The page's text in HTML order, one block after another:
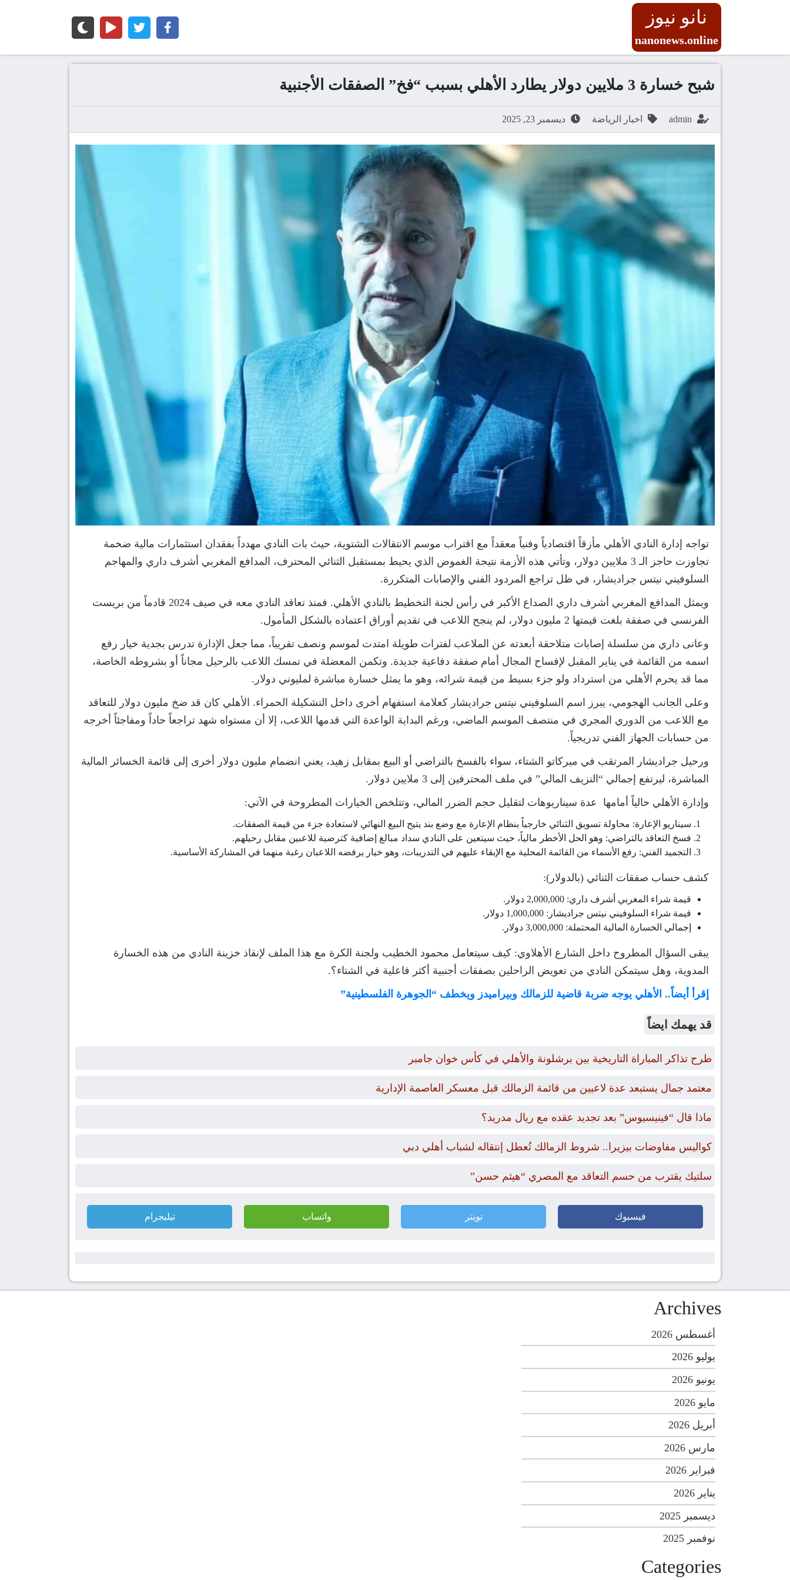
نانو نيوز
nanonews.online
شبح خسارة 3 ملايين دولار يطارد الأهلي بسبب “فخ” الصفقات الأجنبية
admin اخبار الرياضة ديسمبر 23, 2025
تواجه إدارة النادي الأهلي مأزقاً اقتصادياً وفنياً معقداً مع اقتراب موسم الانتقالات الشتوية، حيث بات النادي مهدداً بفقدان استثمارات مالية ضخمة
تجاوزت حاجز الـ 3 ملايين دولار، وتأتي هذه الأزمة نتيجة الغموض الذي يحيط بمستقبل الثنائي المحترف، المدافع المغربي أشرف داري والمهاجم
السلوفيني نيتس جراديشار، في ظل تراجع المردود الفني والإصابات المتكررة.
ويمثل المدافع المغربي أشرف داري الصداع الأكبر في رأس لجنة التخطيط بالنادي الأهلي. فمنذ تعاقد النادي معه في صيف 2024 قادماً من بريست
الفرنسي في صفقة بلغت قيمتها 2 مليون دولار، لم ينجح اللاعب في تقديم أوراق اعتماده بالشكل المأمول.
وعانى داري من سلسلة إصابات متلاحقة أبعدته عن الملاعب لفترات طويلة امتدت لموسم ونصف تقريباً، مما جعل الإدارة تدرس بجدية خيار رفع
اسمه من القائمة في يناير المقبل لإفساح المجال أمام صفقة دفاعية جديدة. وتكمن المعضلة في تمسك اللاعب بالرحيل مجاناً أو بشروطه الخاصة،
مما قد يحرم الأهلي من استرداد ولو جزء بسيط من قيمة شرائه، وهو ما يمثل خسارة مباشرة لمليوني دولار.
وعلى الجانب الهجومي، يبرز اسم السلوفيني نيتس جراديشار كعلامة استفهام أخرى داخل التشكيلة الحمراء. الأهلي كان قد ضخ مليون دولار للتعاقد
مع اللاعب من الدوري المجري في منتصف الموسم الماضي، ورغم البداية الواعدة التي قدمها اللاعب، إلا أن مستواه شهد تراجعاً حاداً ومفاجئاً أخرجه
من حسابات الجهاز الفني تدريجياً.
ورحيل جراديشار المرتقب في ميركاتو الشتاء، سواء بالفسخ بالتراضي أو البيع بمقابل زهيد، يعني انضمام مليون دولار أخرى إلى قائمة الخسائر المالية
المباشرة، ليرتفع إجمالي “النزيف المالي” في ملف المحترفين إلى 3 ملايين دولار.
وإدارة الأهلي حالياً أمامها عدة سيناريوهات لتقليل حجم الضرر المالي، وتتلخص الخيارات المطروحة في الآتي:
سيناريو الإعارة: محاولة تسويق الثنائي خارجياً بنظام الإعارة مع وضع بند يتيح البيع النهائي لاستعادة جزء من قيمة الصفقات.
فسخ التعاقد بالتراضي: وهو الحل الأخطر مالياً، حيث سيتعين على النادي سداد مبالغ إضافية كترضية للاعبين مقابل رحيلهم.
التجميد الفني: رفع الأسماء من القائمة المحلية مع الإبقاء عليهم في التدريبات، وهو خيار يرفضه اللاعبان رغبة منهما في المشاركة الأساسية.
كشف حساب صفقات الثنائي (بالدولار):
قيمة شراء المغربي أشرف داري: 2,000,000 دولار.
قيمة شراء السلوفيني نيتس جراديشار: 1,000,000 دولار.
إجمالي الخسارة المالية المحتملة: 3,000,000 دولار.
يبقى السؤال المطروح داخل الشارع الأهلاوي: كيف سيتعامل محمود الخطيب ولجنة الكرة مع هذا الملف لإنقاذ خزينة النادي من هذه الخسارة
المدوية، وهل سيتمكن النادي من تعويض الراحلين بصفقات أجنبية أكثر فاعلية في الشتاء؟.
إقرأ أيضاً.. الأهلي يوجه ضربة قاضية للزمالك وبيراميدز ويخطف “الجوهرة الفلسطينية”
قد يهمك ايضاً
طرح تذاكر المباراة التاريخية بين برشلونة والأهلي في كأس خوان جامبر
معتمد جمال يستبعد عدة لاعبين من قائمة الزمالك قبل معسكر العاصمة الإدارية
ماذا قال “فينيسيوس” بعد تجديد عقده مع ريال مدريد؟
كواليس مفاوضات بيزيرا.. شروط الزمالك تُعطل إنتقاله لشباب أهلي دبي
سلتيك يقترب من حسم التعاقد مع المصري “هيثم حسن”
فيسبوك تويتر واتساب تيليجرام
Archives
أغسطس 2026
يوليو 2026
يونيو 2026
مايو 2026
أبريل 2026
مارس 2026
فبراير 2026
يناير 2026
ديسمبر 2025
نوفمبر 2025
Categories